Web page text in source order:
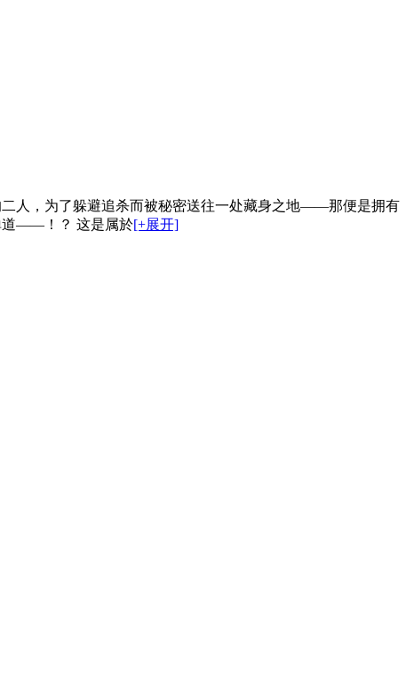
人，为了躲避追杀而被秘密送往一处藏身之地——那便是拥有
道——！？ 这是属於[+展开]